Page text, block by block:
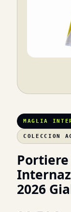
MAGLIA
COLECCION
2026